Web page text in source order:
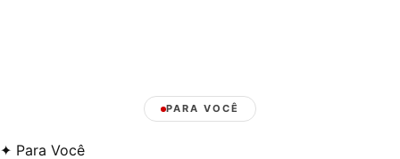
PARA VOCÊ
✦ Para Você